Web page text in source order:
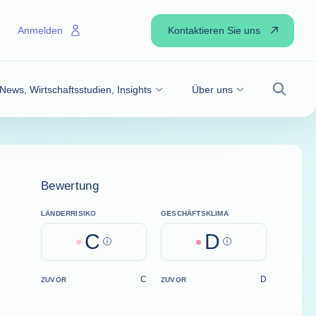
News, Wirtschaftsstudien, Insights Über uns
Suche
Anmelden Kontaktieren Sie uns
Bewertung
LÄNDERRISIKO
C Help
GESCHÄFTSKLIMA
D Help
ZUVOR C ZUVOR D